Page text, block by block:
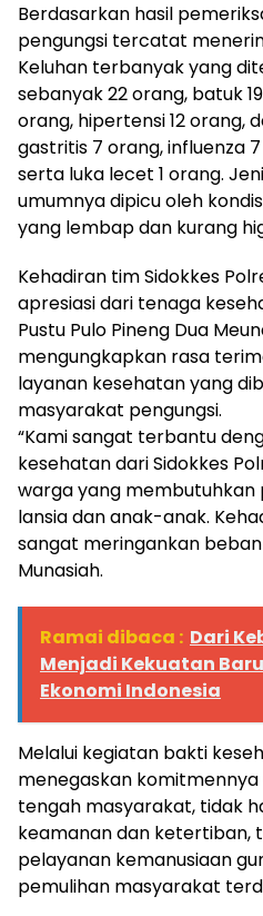
Berdasarkan hasil
pengungsi tercatat
Keluhan terbanyak yang
sebanyak 22 orang, batuk
orang, hipertensi 12 orang,
gastritis 7 orang, influenza
serta luka lecet 1 orang.
umumnya dipicu oleh
yang lembap dan kurang
Kehadiran tim Sidokkes
apresiasi dari tenaga
Pustu Pulo Pineng Dua
mengungkapkan rasa
layanan kesehatan yang
masyarakat pengungsi.
“Kami sangat terbantu
kesehatan dari Sidokkes
warga yang
lansia dan anak-anak.
sangat meringankan
Munasiah.
Ramai dibaca : Dari
Menjadi Kekuatan
Ekonomi Indonesia
Melalui kegiatan bakti
menegaskan
tengah masyarakat, tidak
keamanan dan ketertiban,
pelayanan kemanusiaan
pemulihan masyarakat